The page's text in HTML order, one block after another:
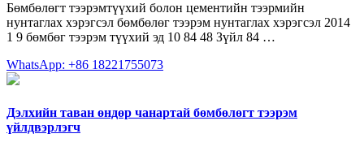
Бөмбөлөгт тээрэмтүүхий болон цементийн тээрмийн
нунтаглах хэрэгсэл бөмбөлөг тээрэм нунтаглах хэрэгсэл 2014
1 9 бөмбөг тээрэм түүхий эд 10 84 48 Зүйл 84 …
WhatsApp: +86 18221755073
Дэлхийн таван өндөр чанартай бөмбөлөгт тээрэм
үйлдвэрлэгч